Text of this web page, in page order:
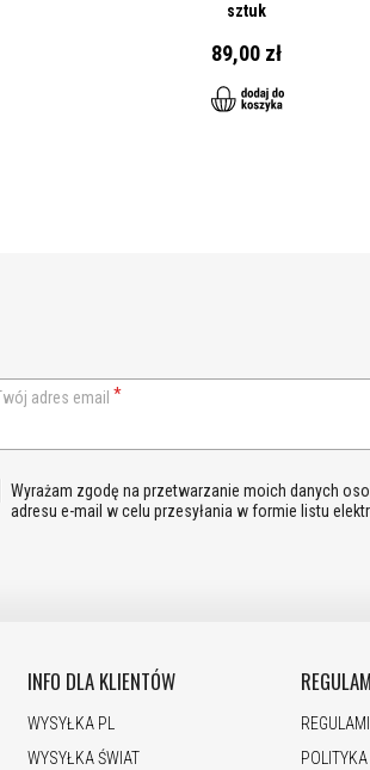
sztuk
89,00 zł
adres email
Wyrażam zgodę na przetwarzanie moich danych
adresu e-mail w celu przesyłania w formie listu
INFO DLA KLIENTÓW
WYSYŁKA PL
WYSYŁKA ŚWIAT